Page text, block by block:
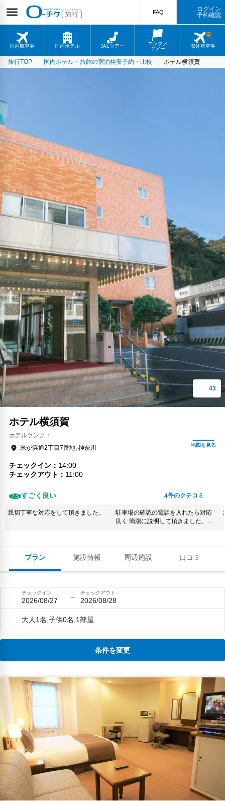
国内航空券 国内ホテル JALツアー
エンタメ
ツアー
海外航空券
FAQ
ログイン
予約確認
旅行TOP 国内ホテル・旅館の宿泊格安予約・比較 ホテル横須賀
プラン 施設情報 周辺施設 口コミ
ホテル横須賀
ホテルランク
米が浜通2丁目7番地, 神奈川
チェックイン
14:00
チェックアウト
11:00
7.5 すごく良い 4件のクチコミ
親切丁寧な対応をして頂きました。
駐車場の確認の電話を入れたら対応
良く 簡潔に説明して頂きました。
チェックイン
2026/08/27
チェックアウト
2026/08/28
大人1名,子供0名,1部屋
条件を変更